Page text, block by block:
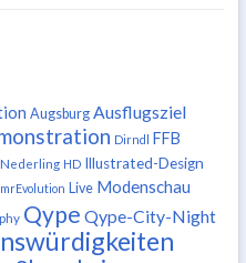
Augsburg Ausflugsziel
Dirndl FFB
HD Illustrated-Design
Live Modenschau
Qype Qype-City-Night